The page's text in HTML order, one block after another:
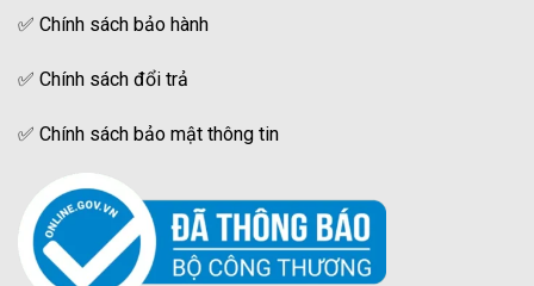
✅ Chính sách bảo hành
✅ Chính sách đổi trả
✅ Chính sách bảo mật thông tin